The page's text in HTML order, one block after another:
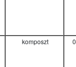
komposzt